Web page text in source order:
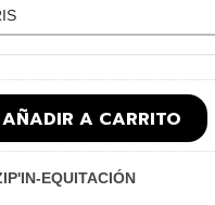
AÑADIR A CARRITO
-EQUITACIÓN